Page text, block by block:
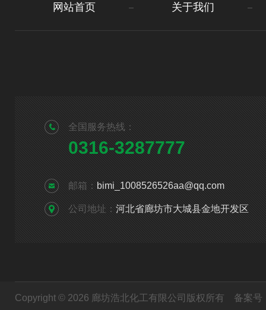
网站首页 关于我们
全国服务热线：
0316-3287777
邮箱： bimi_1008526526aa@qq.com
公司地址： 河北省廊坊市大城县金地开发区
Copyright © 2026 廊坊浩北化工有限公司版权所有 备案号